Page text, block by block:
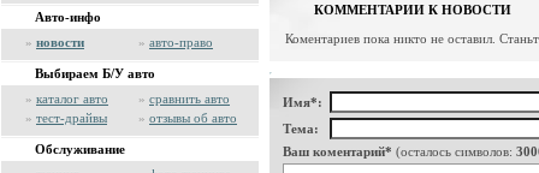
Авто-инфо
» новости » авто-право
Выбираем Б/У авто
» каталог авто » сравнить авто
» тест-драйвы » отзывы об авто
Обслуживание
КОММЕНТАРИИ К НОВОСТИ
Коментариев пока никто не оставил.
Имя*:
Тема:
Ваш коментарий* (осталось символов: